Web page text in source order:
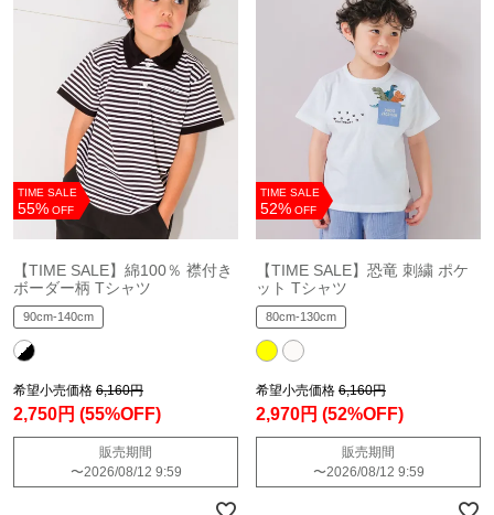
TIME SALE
55% OFF
【TIME SALE】綿100％ 襟付き
ボーダー柄 Tシャツ
90cm-140cm
希望小売価格 6,160円
2,750円 (55%OFF)
販売期間
〜2026/08/12 9:59
TIME SALE
52% OFF
【TIME SALE】恐竜 刺繍 ポケ
ット Tシャツ
80cm-130cm
希望小売価格 6,160円
2,970円 (52%OFF)
販売期間
〜2026/08/12 9:59